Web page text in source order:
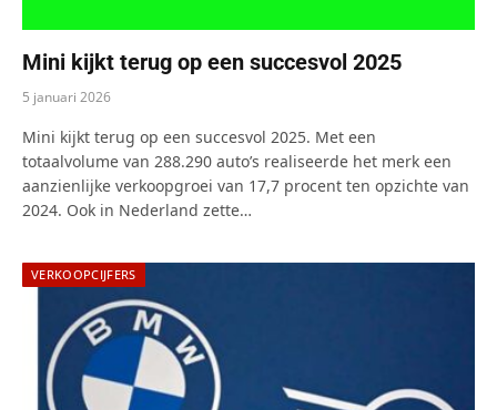
Mini kijkt terug op een succesvol 2025
5 januari 2026
Mini kijkt terug op een succesvol 2025. Met een
totaalvolume van 288.290 auto’s realiseerde het merk een
aanzienlijke verkoopgroei van 17,7 procent ten opzichte van
2024. Ook in Nederland zette…
VERKOOPCIJFERS